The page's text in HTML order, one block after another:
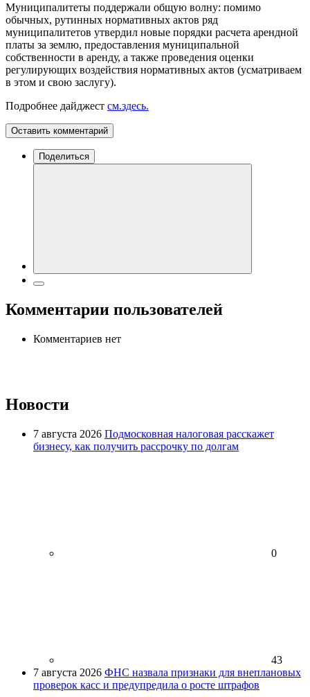
Муниципалитеты поддержали общую волну: помимо
обычных, рутинных нормативных актов ряд
муниципалитетов утвердил новые порядки расчета арендной
платы за землю, предоставления муниципальной
собственности в аренду, а также проведения оценки
регулирующих воздействия нормативных актов (усматриваем
в этом и свою заслугу).
Подробнее дайджест см.здесь.
Оставить комментарий
Поделиться
Комментарии пользователей
Комментариев нет
Новости
7 августа 2026 Подмосковная налоговая расскажет
бизнесу, как получить рассрочку по долгам
0
43
7 августа 2026 ФНС назвала признаки для внеплановых
проверок касс и предупредила о росте штрафов